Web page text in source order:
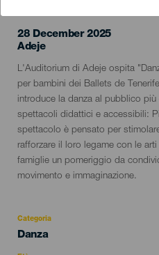
28 December 2025
Localidad
Adeje
Descripción
del
evento
L'Auditorium di Adeje ospita
per bambini dei Ballets de
introduce la danza al pubblico
spettacoli didattici e accessibili:
spettacolo è pensato per
rafforzare il loro legame con le
famiglie un pomeriggio da
movimento e immaginazione.
Categoria
Categoría
Danza